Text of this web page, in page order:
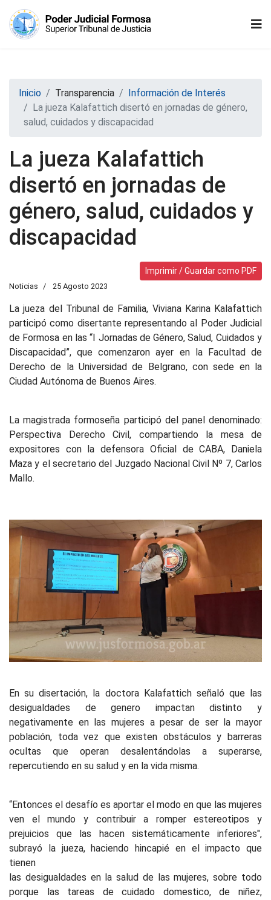
Inicio Transparencia
Información de Interés
La jueza Kalafattich disertó en jornadas de género,
salud, cuidados y discapacidad
La jueza Kalafattich
disertó en jornadas de
género, salud, cuidados y
discapacidad
Imprimir / Guardar como PDF
Noticias 25 Agosto 2023
La jueza del Tribunal de Familia, Viviana Karina Kalafattich
participó como disertante representando al Poder Judicial
de Formosa en las “I Jornadas de Género, Salud, Cuidados y
Discapacidad”, que comenzaron ayer en la Facultad de
Derecho de la Universidad de Belgrano, con sede en la
Ciudad Autónoma de Buenos Aires.
La magistrada formoseña participó del panel denominado:
Perspectiva Derecho Civil, compartiendo la mesa de
expositores con la defensora Oficial de CABA, Daniela
Maza y el secretario del Juzgado Nacional Civil Nº 7, Carlos
Mallo.
En su disertación, la doctora Kalafattich señaló que las
desigualdades de genero impactan distinto y
negativamente en las mujeres a pesar de ser la mayor
población, toda vez que existen obstáculos y barreras
ocultas que operan desalentándolas a superarse,
repercutiendo en su salud y en la vida misma.
“Entonces el desafío es aportar el modo en que las mujeres
ven el mundo y contribuir a romper estereotipos y
prejuicios que las hacen sistemáticamente inferiores",
subrayó la jueza, haciendo hincapié en el impacto que
tienen
las desigualdades en la salud de las mujeres, sobre todo
porque las tareas de cuidado domestico, de niñez,